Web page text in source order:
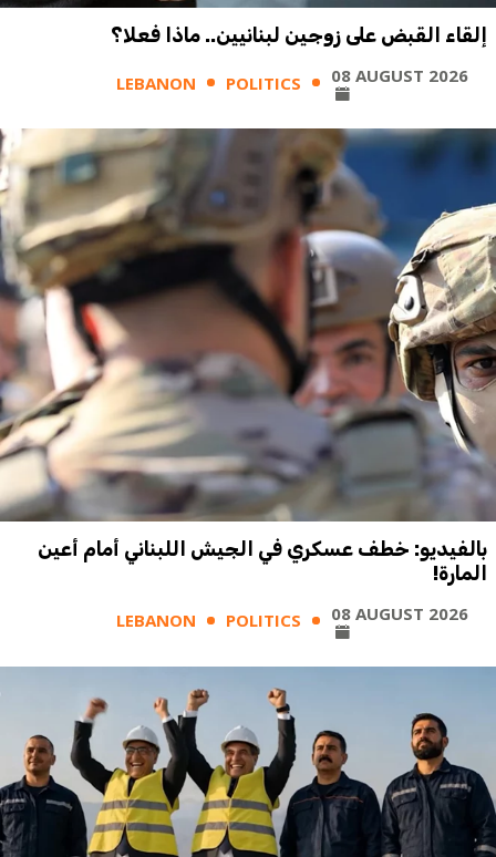
إلقاء القبض على زوجين لبنانيين.. ماذا فعلا؟
LEBANON POLITICS 08 AUGUST 2026
بالفيديو: خطف عسكري في الجيش اللبناني أمام أعين
المارة!
LEBANON POLITICS 08 AUGUST 2026